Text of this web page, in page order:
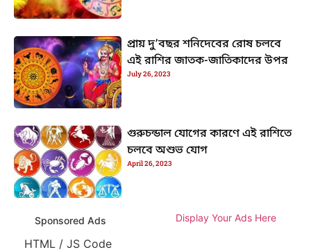
প্রায় দু’বছর শনিদেবের রোষ চলবে
এই রাশির জাতক-জাতিকাদের উপর
July 26, 2023
গুরুচন্ডাল যোগের কারণে এই রাশিতে
চলবে অশুভ যোগ
April 26, 2023
Sponsored Ads Display Your Ads Here
HTML / JS Code